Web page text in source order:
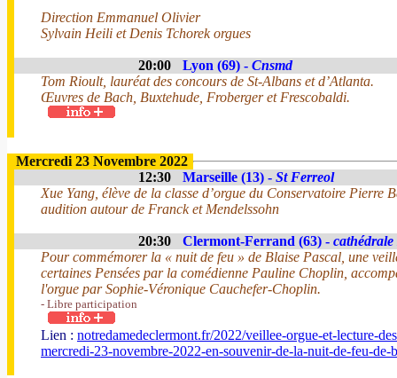
Direction Emmanuel Olivier
Sylvain Heili et Denis Tchorek orgues
20:00 Lyon (69) - Cnsmd
Tom Rioult, lauréat des concours de St-Albans et d’Atlanta.
Œuvres de Bach, Buxtehude, Froberger et Frescobaldi.
Mercredi 23 Novembre 2022
12:30
Marseille (13) - St Ferreol
Xue Yang, élève de la classe d’orgue du Conservatoire Pierre
audition autour de Franck et Mendelssohn
20:30 Clermont-Ferrand (63) -
Pour commémorer la « nuit de feu » de Blaise Pascal, une
certaines Pensées par la comédienne Pauline Choplin,
l'orgue par Sophie-Véronique Cauchefer-Choplin.
- Libre participation
Lien : notredamedeclermont.fr/2022/veillee-orgue-et-lecture-
mercredi-23-novembre-2022-en-souvenir-de-la-nuit-de-feu-de-